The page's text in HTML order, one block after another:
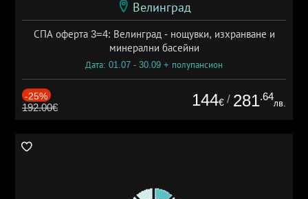
Велинград
СПА оферта 3=4: Велинград - нощувки, изхранване и
минерални басейни
Дата: 01.07 - 30.09 + полупансион
-25%
192.00€ 144€ / 281.64
лв.